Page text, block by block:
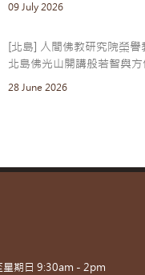
09 July 2026
[北島] 人間佛教研究院榮譽
北島佛光山開講般若智與方
28 June 2026
星期日 9:30am - 2pm